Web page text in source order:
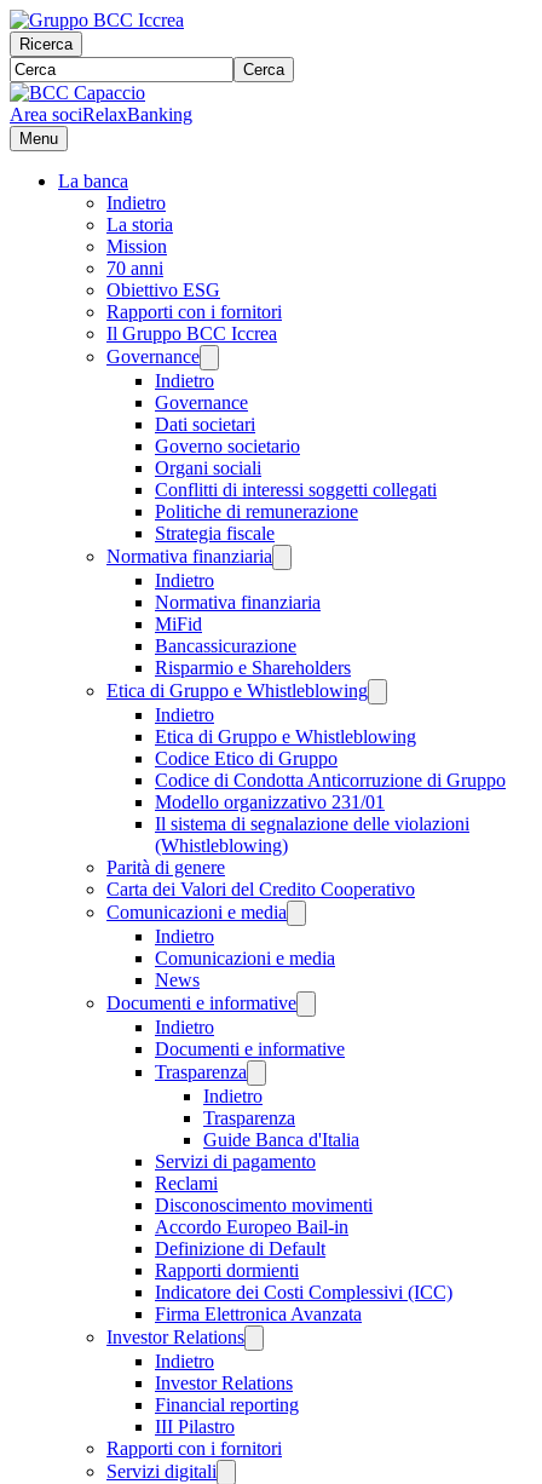
Ricerca
Cerca
Area sociRelaxBanking
Menu
La banca
Indietro
La storia
Mission
70 anni
Obiettivo ESG
Rapporti con i fornitori
Il Gruppo BCC Iccrea
Governance
Indietro
Governance
Dati societari
Governo societario
Organi sociali
Conflitti di interessi soggetti collegati
Politiche di remunerazione
Strategia fiscale
Normativa finanziaria
Indietro
Normativa finanziaria
MiFid
Bancassicurazione
Risparmio e Shareholders
Etica di Gruppo e Whistleblowing
Indietro
Etica di Gruppo e Whistleblowing
Codice Etico di Gruppo
Codice di Condotta Anticorruzione di Gruppo
Modello organizzativo 231/01
Il sistema di segnalazione delle violazioni
(Whistleblowing)
Parità di genere
Carta dei Valori del Credito Cooperativo
Comunicazioni e media
Indietro
Comunicazioni e media
News
Documenti e informative
Indietro
Documenti e informative
Trasparenza
Indietro
Trasparenza
Guide Banca d'Italia
Servizi di pagamento
Reclami
Disconoscimento movimenti
Accordo Europeo Bail-in
Definizione di Default
Rapporti dormienti
Indicatore dei Costi Complessivi (ICC)
Firma Elettronica Avanzata
Investor Relations
Indietro
Investor Relations
Financial reporting
III Pilastro
Rapporti con i fornitori
Servizi digitali